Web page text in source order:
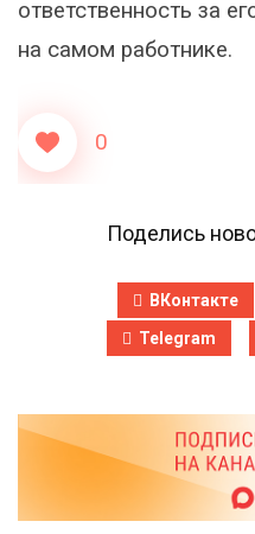
ответственность за
на самом работнике.
0
Поделись
ВКонтакте
Telegram